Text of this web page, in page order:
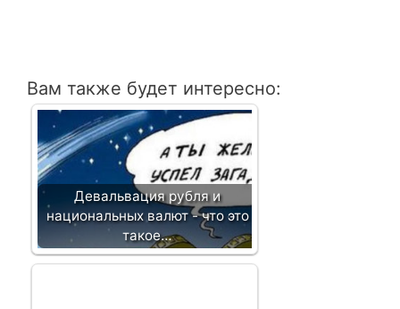
Вам также будет интересно:
Девальвация рубля и
национальных валют - что это
такое…